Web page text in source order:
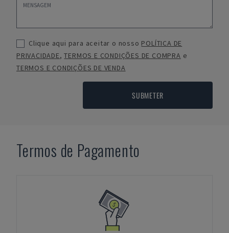
Clique aqui para aceitar o nosso POLÍTICA DE
PRIVACIDADE,TERMOS E CONDIÇÕES DE COMPRA e
TERMOS E CONDIÇÕES DE VENDA
SUBMETER
Termos de Pagamento